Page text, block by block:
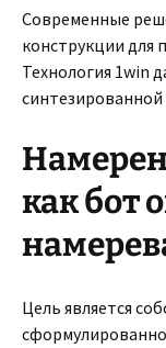
Современные
конструкции для
Технология 1win
синтезированной
как бот
Цель является